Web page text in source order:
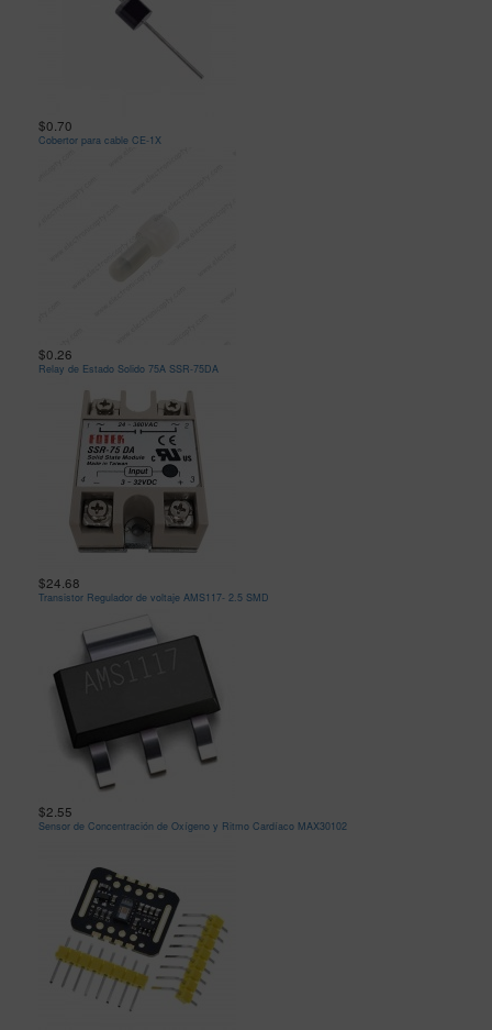
$0.70
Cobertor para cable CE-1X
$0.26
Relay de Estado Solido 75A SSR-75DA
$24.68
Transistor Regulador de voltaje AMS117- 2.5 SMD
$2.55
Sensor de Concentración de Oxígeno y Ritmo Cardíaco MAX30102